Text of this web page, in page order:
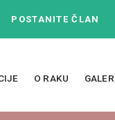
POSTANITE ČLAN
O RAKU